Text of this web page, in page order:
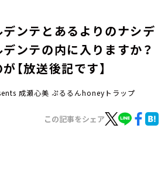
ンテとあるよりのナシデ
ンテの内に入りますか？
【放送後記です】
成瀬心美 ぷるるんhoneyトラップ
この記事をシェア